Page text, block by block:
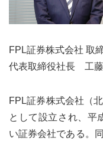
FPL証券株式会社
代表取締役社長 工
FPL証券株式会社（
として設立され、平
い証券会社である。